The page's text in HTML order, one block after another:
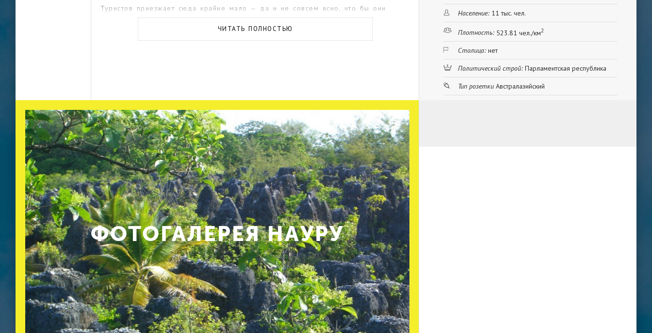
Туристов приезжает сюда крайне мало — да и не совсем ясно, что бы они
здесь стали делать: инфраструктуры нет, гостиниц нет, хороших пляжей нет,
достопримечательностей тоже нет. Есть разве что живописные коралловые рифы,
которые могли бы привлекать дайверов, но, поскольку все остальное оставляет
ЧИТАТЬ ПОЛНОСТЬЮ
Население: 11 тыс. чел.
Плотность: 523.81 чел./км2
Столица: нет
Политический строй: Парламентская республика
Тип розетки Австралазийский
ФОТОГАЛЕРЕЯ НАУРУ